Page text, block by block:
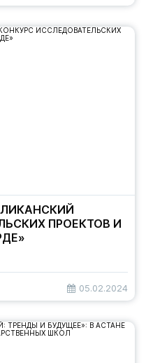
ПРОЕКТОВ И
05.02.2024